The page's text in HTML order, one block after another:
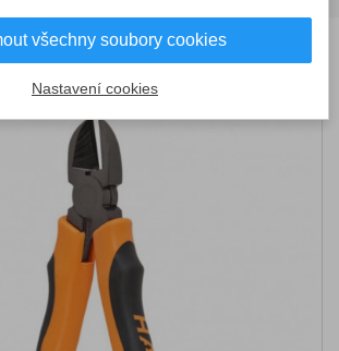
boční 165 mm
všechny soubory cookies
Nastavení cookies